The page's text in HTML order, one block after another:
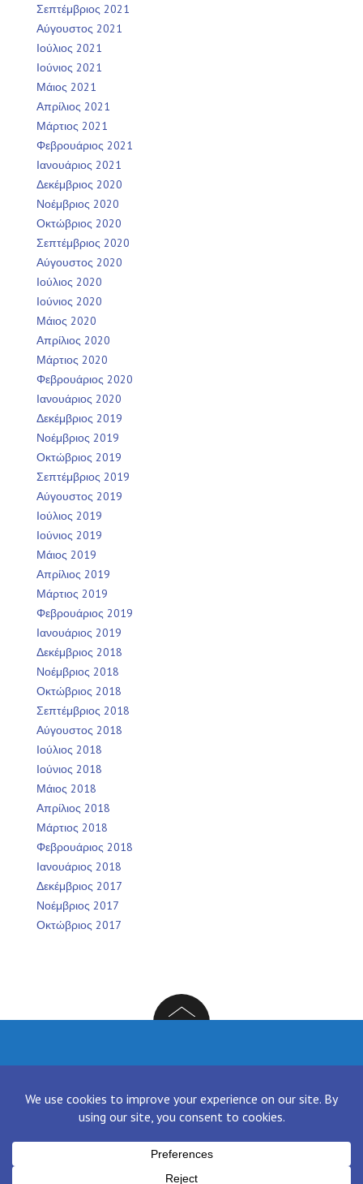
Σεπτέμβριος 2021
Αύγουστος 2021
Ιούλιος 2021
Ιούνιος 2021
Μάιος 2021
Απρίλιος 2021
Μάρτιος 2021
Φεβρουάριος 2021
Ιανουάριος 2021
Δεκέμβριος 2020
Νοέμβριος 2020
Οκτώβριος 2020
Σεπτέμβριος 2020
Αύγουστος 2020
Ιούλιος 2020
Ιούνιος 2020
Μάιος 2020
Απρίλιος 2020
Μάρτιος 2020
Φεβρουάριος 2020
Ιανουάριος 2020
Δεκέμβριος 2019
Νοέμβριος 2019
Οκτώβριος 2019
Σεπτέμβριος 2019
Αύγουστος 2019
Ιούλιος 2019
Ιούνιος 2019
Μάιος 2019
Απρίλιος 2019
Μάρτιος 2019
Φεβρουάριος 2019
Ιανουάριος 2019
Δεκέμβριος 2018
Νοέμβριος 2018
Οκτώβριος 2018
Σεπτέμβριος 2018
Αύγουστος 2018
Ιούλιος 2018
Ιούνιος 2018
Μάιος 2018
Απρίλιος 2018
Μάρτιος 2018
Φεβρουάριος 2018
Ιανουάριος 2018
Δεκέμβριος 2017
Νοέμβριος 2017
Οκτώβριος 2017